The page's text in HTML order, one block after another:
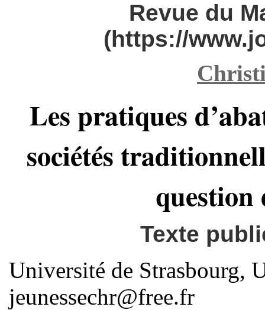
Revue du
(https://
Les pratiques
sociétés
Texte
Université de Strasbourg,
jeunessechr@free.fr